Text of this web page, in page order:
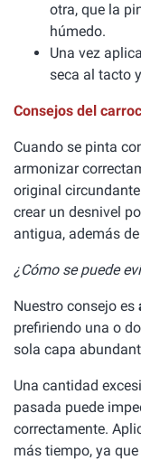
otra, que la
húmedo.
Una vez
seca al tacto
Consejos del
Cuando se pinta
armonizar
original
crear un desnivel
antigua, además
¿Cómo se puede
Nuestro consejo es
prefiriendo una o
sola capa
Una cantidad
pasada puede
correctamente.
más tiempo, ya